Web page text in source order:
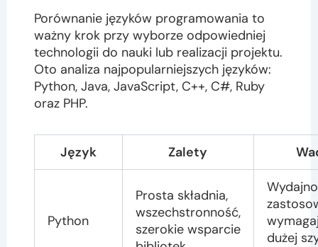
Porównanie języków programowania to
ważny krok przy wyborze odpowiedniej
technologii do nauki lub realizacji projektu.
Oto analiza najpopularniejszych języków:
Python, Java, JavaScript, C++, C#, Ruby
oraz PHP.
Język Zalety
Python
Prosta składnia,
wszechstronność,
szerokie wsparcie
dużej